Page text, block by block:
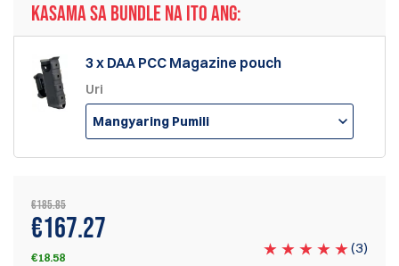
KASAMA SA BUNDLE NA ITO ANG:
3 x DAA PCC Magazine pouch
Uri
Mangyaring Pumili
€185.85
€167.27
€18.58
(3)